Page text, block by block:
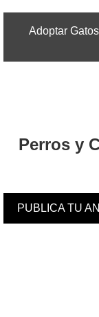
Adoptar Gatos
Perros y
PUBLICA TU